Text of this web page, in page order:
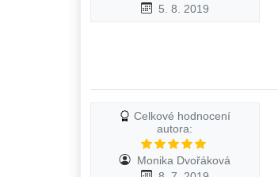
5. 8. 2019
Celkové hodnocení
autora:
Monika Dvořáková